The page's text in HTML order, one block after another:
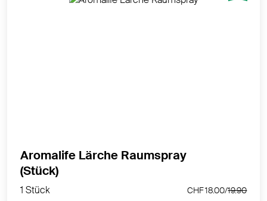
1 Stück
Aromalife Lärche Raumspray
(Stück)
1 Stück CHF 18.00/19.90